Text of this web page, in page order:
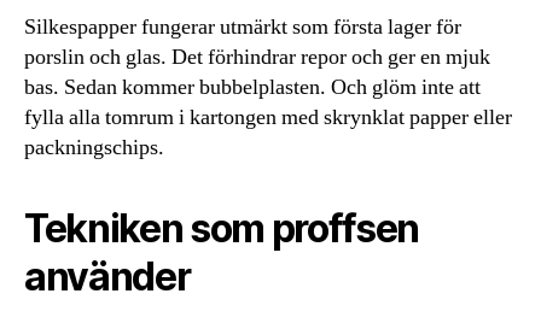
Silkespapper fungerar utmärkt som första lager för
porslin och glas. Det förhindrar repor och ger en mjuk
bas. Sedan kommer bubbelplasten. Och glöm inte att
fylla alla tomrum i kartongen med skrynklat papper eller
packningschips.
Tekniken som proffsen
använder